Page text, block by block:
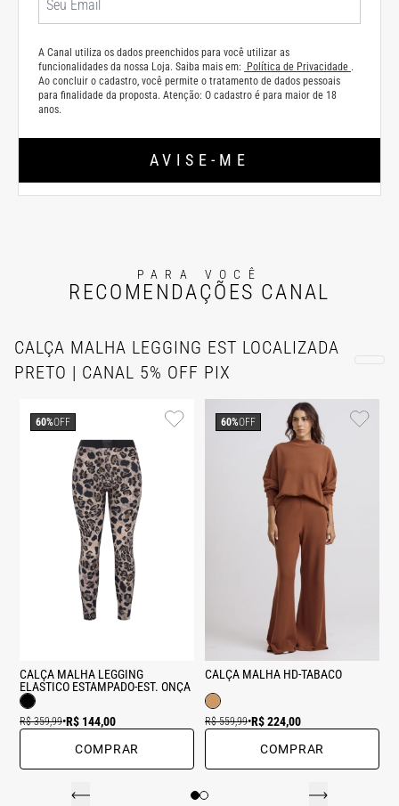
A Canal utiliza os dados preenchidos para você utilizar as
funcionalidades da nossa Loja. Saiba mais em:
Política de Privacidade .
Ao concluir o cadastro, você permite o tratamento de dados pessoais
para finalidade da proposta. Atenção: O cadastro é para maior de 18
anos.
AVISE-ME
PARA VOCÊ
RECOMENDAÇÕES CANAL
CALÇA MALHA LEGGING EST LOCALIZADA
PRETO | CANAL 5% OFF PIX
CALÇA MALHA LEGGING
ELASTICO ESTAMPADO-EST. ONÇA
R$ 359,99•R$ 144,00
60%OFF
COMPRAR
CALÇA MALHA HD-TABACO
R$ 559,99•R$ 224,00
60%OFF
COMPRAR